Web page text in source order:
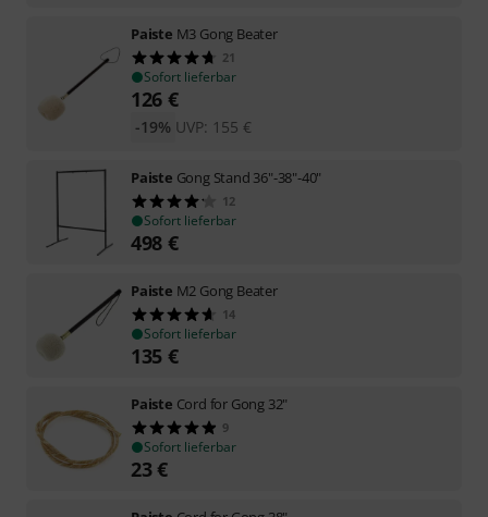
Paiste M3 Gong Beater
21
Sofort lieferbar
126 €
UVP: 155 €
-19%
Paiste Gong Stand 36"-38"-40"
12
Sofort lieferbar
498 €
Paiste M2 Gong Beater
14
Sofort lieferbar
135 €
Paiste Cord for Gong 32"
9
Sofort lieferbar
23€